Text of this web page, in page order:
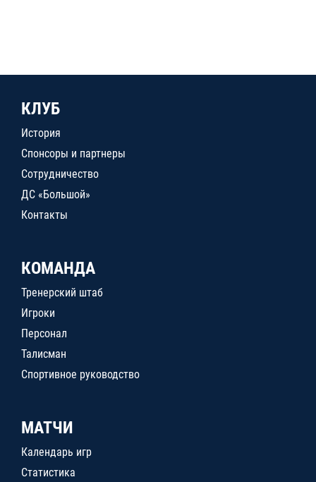
КЛУБ
История
Спонсоры и партнеры
Сотрудничество
ДС «Большой»
Контакты
КОМАНДА
Тренерский штаб
Игроки
Персонал
Талисман
Спортивное руководство
МАТЧИ
Календарь игр
Статистика